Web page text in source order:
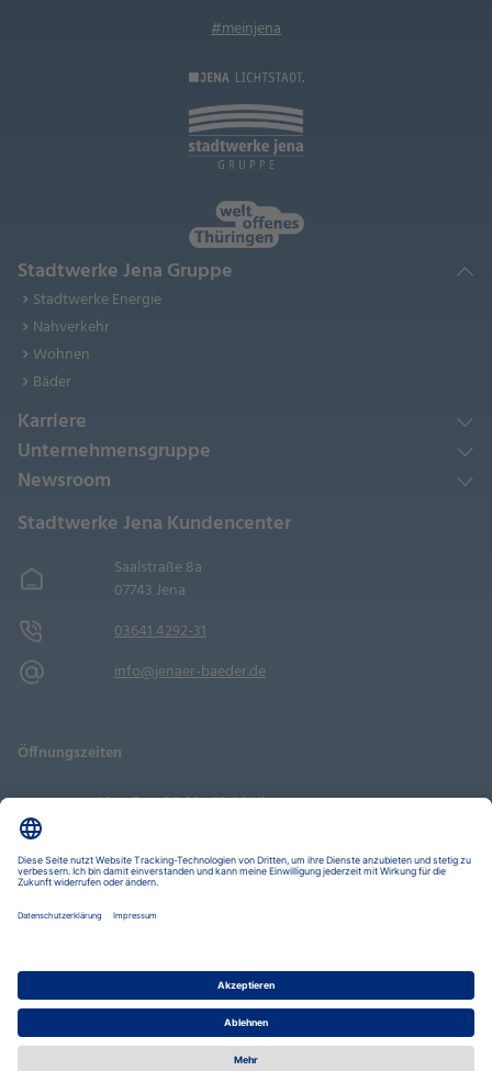
#meinjena
Stadtwerke Jena Gruppe
Stadtwerke Energie
Nahverkehr
Wohnen
Bäder
Karriere
Unternehmensgruppe
Newsroom
Stadtwerke Jena Kundencenter
Saalstraße 8a
07743 Jena
03641 4292-31
info@jenaer-baeder.de
Öffnungszeiten
Mo - Fr
08:00 - 18:00 Uhr
Barrierefreiheit
Stadtwerke Jena Gruppe Stadtwerke Energie Nahverkehr
Wohnen